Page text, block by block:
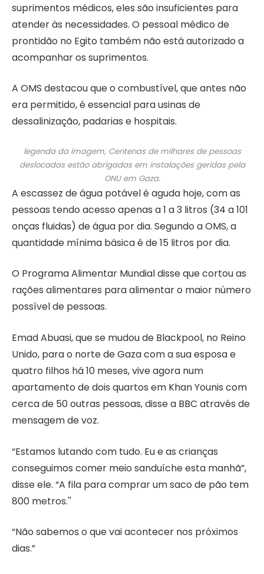
suprimentos médicos, eles são insuficientes para
atender às necessidades. O pessoal médico de
prontidão no Egito também não está autorizado a
acompanhar os suprimentos.
A OMS destacou que o combustível, que antes não
era permitido, é essencial para usinas de
dessalinização, padarias e hospitais.
legenda da imagem, Centenas de milhares de pessoas
deslocadas estão abrigadas em instalações geridas pela
ONU em Gaza.
A escassez de água potável é aguda hoje, com as
pessoas tendo acesso apenas a 1 a 3 litros (34 a 101
onças fluidas) de água por dia. Segundo a OMS, a
quantidade mínima básica é de 15 litros por dia.
O Programa Alimentar Mundial disse que cortou as
rações alimentares para alimentar o maior número
possível de pessoas.
Emad Abuasi, que se mudou de Blackpool, no Reino
Unido, para o norte de Gaza com a sua esposa e
quatro filhos há 10 meses, vive agora num
apartamento de dois quartos em Khan Younis com
cerca de 50 outras pessoas, disse a BBC através de
mensagem de voz.
“Estamos lutando com tudo. Eu e as crianças
conseguimos comer meio sanduíche esta manhã”,
disse ele. “A fila para comprar um saco de pão tem
800 metros.''
“Não sabemos o que vai acontecer nos próximos
dias.”